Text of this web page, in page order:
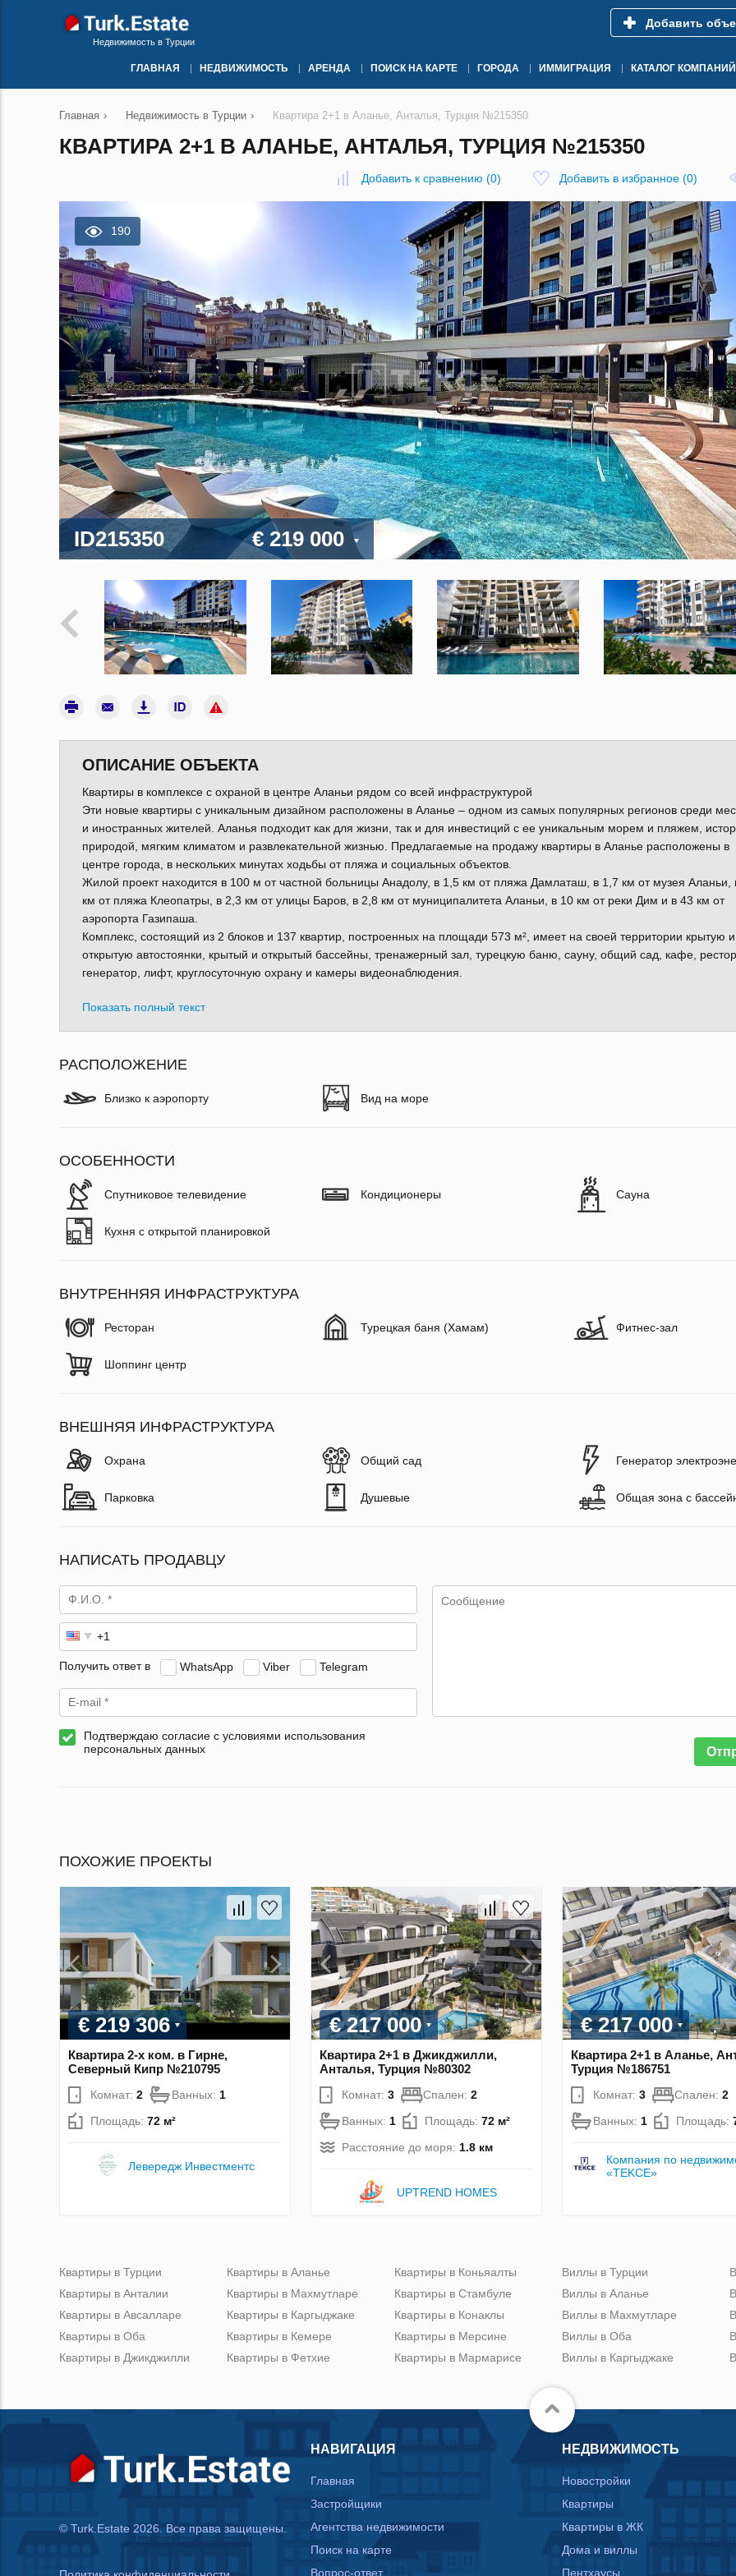
Недвижимость в Турции
Добавить
ГЛАВНАЯ НЕДВИЖИМОСТЬ АРЕНДА ПОИСК НА КАРТЕ ГОРОДА ИММИГРАЦИЯ КАТАЛОГ КОМПАНИЙ
Главная › Недвижимость в Турции › Квартира 2+1 в Аланье, Анталья, Турция №215350
КВАРТИРА 2+1 В АЛАНЬЕ, АНТАЛЬЯ, ТУРЦИЯ №215350
Добавить к сравнению (0) Добавить в избранное (0)
190
ID215350 € 219 000
ОПИСАНИЕ ОБЪЕКТА
Квартиры в комплексе с охраной в центре Аланьи рядом со всей инфраструктурой
Эти новые квартиры с уникальным дизайном расположены в Аланье – одном из самых популярных регионов среди
и иностранных жителей. Аланья подходит как для жизни, так и для инвестиций с ее уникальным морем и пляжем,
природой, мягким климатом и развлекательной жизнью. Предлагаемые на продажу квартиры в Аланье расположены в
центре города, в нескольких минутах ходьбы от пляжа и социальных объектов.
Жилой проект находится в 100 м от частной больницы Анадолу, в 1,5 км от пляжа Дамлаташ, в 1,7 км от музея Аланьи,
км от пляжа Клеопатры, в 2,3 км от улицы Баров, в 2,8 км от муниципалитета Аланьи, в 10 км от реки Дим и в 43 км от
аэропорта Газипаша.
Комплекс, состоящий из 2 блоков и 137 квартир, построенных на площади 573 м², имеет на своей территории крытую и
открытую автостоянки, крытый и открытый бассейны, тренажерный зал, турецкую баню, сауну, общий сад, кафе,
генератор, лифт, круглосуточную охрану и камеры видеонаблюдения.
Показать полный текст
РАСПОЛОЖЕНИЕ
Близко к аэропорту Вид на море
ОСОБЕННОСТИ
Спутниковое телевидение Кондиционеры Сауна
Кухня с открытой планировкой
ВНУТРЕННЯЯ ИНФРАСТРУКТУРА
Ресторан Турецкая баня (Хамам) Фитнес-зал
Шоппинг центр
ВНЕШНЯЯ ИНФРАСТРУКТУРА
Охрана Общий сад Генератор
Парковка Душевые Общая зона с
НАПИСАТЬ ПРОДАВЦУ
Получить ответ в WhatsApp Viber Telegram
Подтверждаю согласие с условиями использования
персональных данных
ПОХОЖИЕ ПРОЕКТЫ
€ 219 306
Квартира 2-х ком. в Гирне,
Северный Кипр №210795
Комнат: 2 Ванных: 1
Площадь: 72 м²
Левередж Инвестментс
€ 217 000
Квартира 2+1 в Джикджилли,
Анталья, Турция №80302
Комнат: 3 Спален: 2
Ванных: 1 Площадь: 72 м²
Расстояние до моря: 1.8 км
UPTREND HOMES
€ 217 000
Квартира 2+1 в Аланье,
Турция №186751
Комнат: 3 Спален: 2
Ванных: 1 Площадь:
Компания по
«TEKCE»
Квартиры в Турции
Квартиры в Анталии
Квартиры в Авсалларе
Квартиры в Оба
Квартиры в Джикджилли
Квартиры в Аланье
Квартиры в Махмутларе
Квартиры в Каргыджаке
Квартиры в Кемере
Квартиры в Фетхие
Квартиры в Коньяалты
Квартиры в Стамбуле
Квартиры в Конаклы
Квартиры в Мерсине
Квартиры в Мармарисе
Виллы в Турции
Виллы в Аланье
Виллы в Махмутларе
Виллы в Оба
Виллы в Каргыджаке
© Turk.Estate 2026. Все права защищены.
НАВИГАЦИЯ
Главная
Застройщики
Агентства недвижимости
Поиск на карте
Вопрос-ответ
НЕДВИЖИМОСТЬ
Новостройки
Квартиры
Квартиры в ЖК
Дома и виллы
Пентхаусы